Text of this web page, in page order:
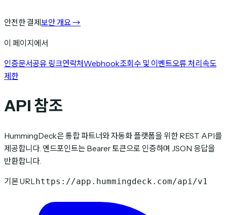
안전한 결제 보안 개요→
이 페이지에서
인증문서공유 링크연락처Webhook조회수 및 이벤트오류 처리 속도
제한
API 참조
HummingDeck은 통합 파트너와 자동화 플랫폼을 위한 REST API를
제공합니다. 엔드포인트는 Bearer 토큰으로 인증하며 JSON 응답을
반환합니다.
기본 URL https://app.hummingdeck.com/api/v1